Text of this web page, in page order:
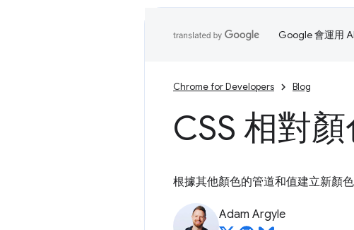
Google 會運用
Chrome for Developers Blog
CSS 相對
根據其他顏色的管道和值建立新顏色
Adam Argyle